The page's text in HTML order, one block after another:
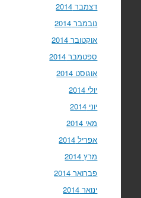
דצמבר 2014
נובמבר 2014
אוקטובר 2014
ספטמבר 2014
אוגוסט 2014
יולי 2014
יוני 2014
מאי 2014
אפריל 2014
מרץ 2014
פברואר 2014
ינואר 2014